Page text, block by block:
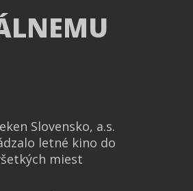
Slovensko, a.s.
letné kino do
miest